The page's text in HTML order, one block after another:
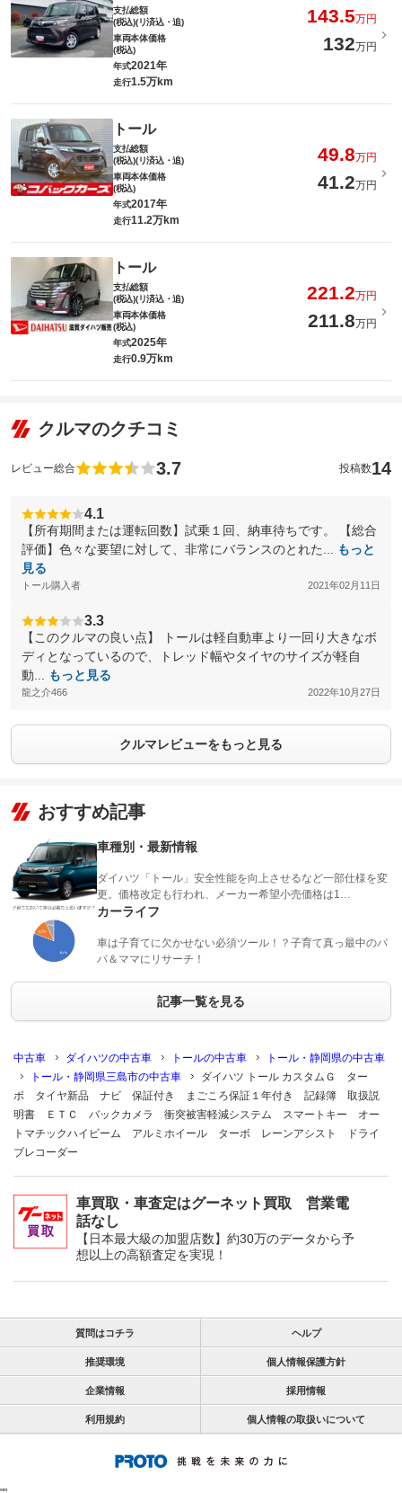
支払総額
(税込)(リ済込・追)
143.5万円
車両本体価格
(税込)
132万円
年式2021年
走行1.5万km
トール
支払総額
(税込)(リ済込・追)
49.8万円
車両本体価格
(税込)
41.2万円
年式2017年
走行11.2万km
トール
支払総額
(税込)(リ済込・追)
221.2万円
車両本体価格
(税込)
211.8万円
年式2025年
走行0.9万km
クルマのクチコミ
レビュー総合 3.7 投稿数14
4.1
【所有期間または運転回数】試乗１回、納車待ちです。 【総合
評価】色々な要望に対して、非常にバランスのとれた...
もっと
見る
トール購入者 2021年02月11日
3.3
【このクルマの良い点】 トールは軽自動車より一回り大きなボ
ディとなっているので、トレッド幅やタイヤのサイズが軽自
動...
もっと見る
龍之介466 2022年10月27日
クルマレビューをもっと見る
おすすめ記事
車種別・最新情報
ダイハツ「トール」安全性能を向上させるなど一部仕様を変
更。価格改定も行われ、メーカー希望小売価格は1…
カーライフ
車は子育てに欠かせない必須ツール！？子育て真っ最中のパ
パ＆ママにリサーチ！
記事一覧を見る
中古車 ダイハツの中古車 トールの中古車
トール・静岡県の中古車
トール・静岡県三島市の中古車
ダイハツ トール カスタムＧ ター
ボ タイヤ新品 ナビ 保証付き まごころ保証１年付き 記録簿 取扱説
明書 ＥＴＣ バックカメラ 衝突被害軽減システム スマートキー オー
トマチックハイビーム アルミホイール ターボ レーンアシスト ドライ
ブレコーダー
車買取・車査定はグーネット買取 営業電
話なし
【日本最大級の加盟店数】約30万のデータから予
想以上の高額査定を実現！
質問はコチラ ヘルプ
推奨環境 個人情報保護方針
企業情報 採用情報
利用規約 個人情報の取扱いについて